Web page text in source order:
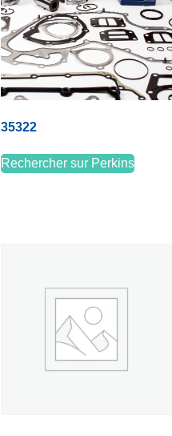
35322
Rechercher sur Perkins